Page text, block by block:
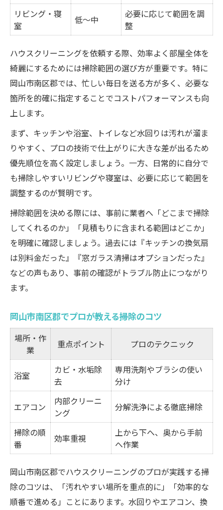
リビング・寝
室
低〜中
必要に応じて範囲を調
整
ハウスクリーニングを依頼する際、効率よく部屋全体を
綺麗にするためには掃除範囲の選び方が重要です。特に
岡山市南区郡では、忙しい毎日を送る方が多く、必要な
箇所を的確に指定することでコストパフォーマンスも向
上します。
まず、キッチンや浴室、トイレなど水回りは汚れが溜ま
りやすく、プロの技術で仕上がりに大きな差が出るため
優先順位を高く設定しましょう。一方、日常的に自分で
も掃除しやすいリビングや寝室は、必要に応じて範囲を
調整するのが賢明です。
掃除範囲を決める際には、事前に業者へ「どこまで掃除
してくれるのか」「見積もりに含まれる範囲はどこか」
を明確に確認しましょう。過去には『キッチンの換気扇
は別料金だった』『窓ガラス清掃はオプションだった』
などの声もあり、事前の確認がトラブル防止につながり
ます。
岡山市南区郡でプロが教える掃除のコツ
場所・作
業
重点ポイント プロのテクニック
浴室
カビ・水垢除
去
専用洗剤やブラシの使い
分け
エアコン
内部クリーニ
ング
分解洗浄による徹底掃除
掃除の順
番
効率重視
上から下へ、奥から手前
へ作業
岡山市南区郡でハウスクリーニングのプロが実践する掃
除のコツは、「汚れやすい場所を重点的に」「効率的な
順番で進める」ことにあります。水回りやエアコン、換